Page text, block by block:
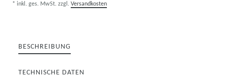
* inkl. ges. MwSt. zzgl. Versandkosten
BESCHREIBUNG
TECHNISCHE DATEN